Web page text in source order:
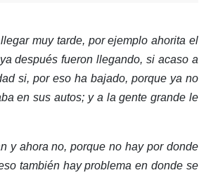
muy tarde, por ejemplo ahorita el
después fueron llegando, si acaso a
si, por eso ha bajado, porque ya no
en sus autos; y a la gente grande le
y ahora no, porque no hay por donde
también hay problema en donde se